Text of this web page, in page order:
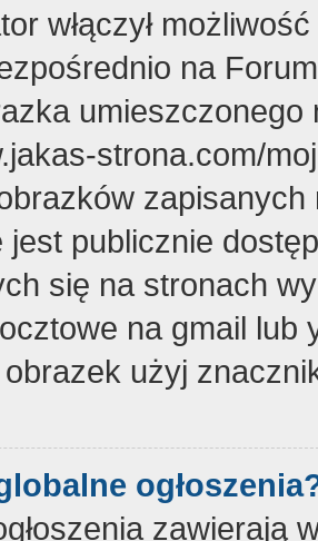
włączył
na
strona.com/
jest publicznie
się na stronach
na gmail lub
użyj
zawierają